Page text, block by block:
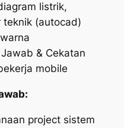
listrik,
(autocad)
& Cekatan
mobile
project sistem